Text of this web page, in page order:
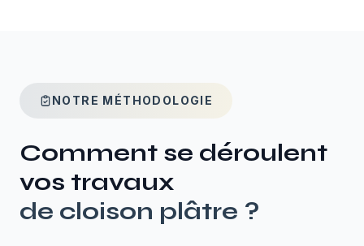
NOTRE MÉTHODOLOGIE
Comment se déroulent
vos travaux
de cloison plâtre ?